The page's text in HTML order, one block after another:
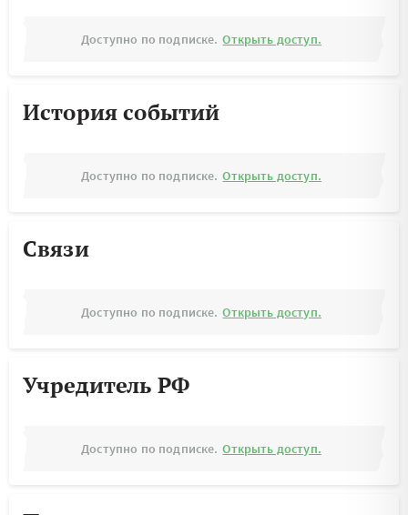
Доступно по подписке. Открыть доступ.
История событий
Доступно по подписке. Открыть доступ.
Связи
Доступно по подписке. Открыть доступ.
Учредитель РФ
Доступно по подписке. Открыть доступ.